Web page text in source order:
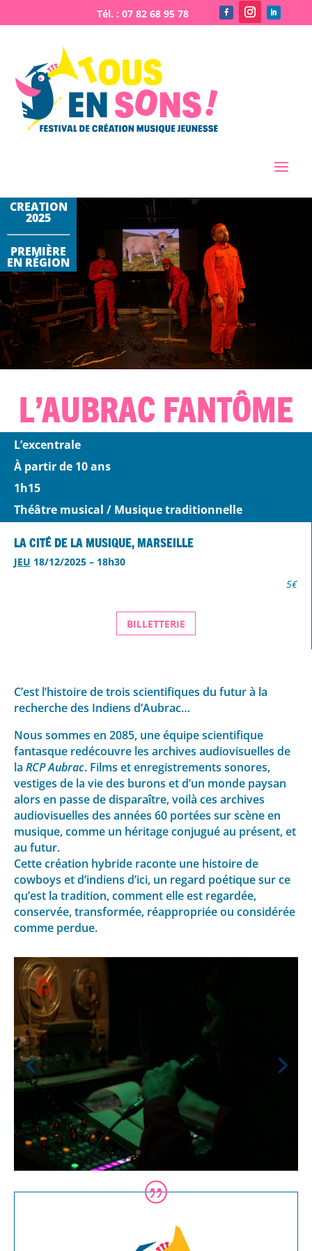
CREATION
2025
PREMIÈRE
EN RÉGION
L’Aubrac Fantôme
L’excentrale
À partir de 10 ans
1h15
Théâtre musical / Musique traditionnelle
La Cité de la Musique, Marseille
JEU 18/12/2025 – 18h30
5€
BILLETTERIE
C’est l’histoire de trois scientifiques du futur à la
recherche des Indiens d’Aubrac…
Nous sommes en 2085, une équipe scientifique
fantasque redécouvre les archives audiovisuelles de
la RCP Aubrac. Films et enregistrements sonores,
vestiges de la vie des burons et d’un monde paysan
alors en passe de disparaître, voilà ces archives
audiovisuelles des années 60 portées sur scène en
musique, comme un héritage conjugué au présent, et
au futur.
Cette création hybride raconte une histoire de
cowboys et d’indiens d’ici, un regard poétique sur ce
qu’est la tradition, comment elle est regardée,
conservée, transformée, réappropriée ou considérée
comme perdue.